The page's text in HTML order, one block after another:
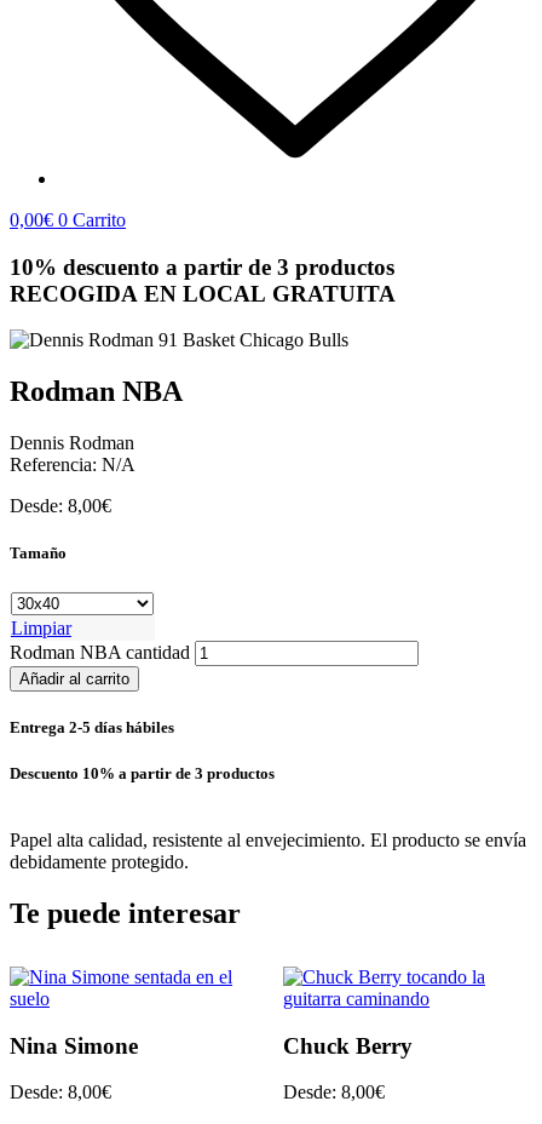
0,00€ 0 Carrito
10% descuento a partir de 3 productos
RECOGIDA EN LOCAL GRATUITA
Rodman NBA
Dennis Rodman
Referencia: N/A
Desde: 8,00€
Tamaño
Limpiar
Rodman NBA cantidad
Añadir al carrito
Entrega 2-5 días hábiles
Descuento 10% a partir de 3 productos
Papel alta calidad, resistente al envejecimiento. El producto se envía
debidamente protegido.
Te puede interesar
Nina Simone
Desde: 8,00€
Chuck Berry
Desde: 8,00€